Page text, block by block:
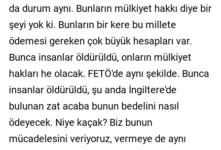
da durum aynı. Bunların mülkiyet hakkı diye bir
şeyi yok ki. Bunların bir kere bu millete
ödemesi gereken çok büyük hesapları var.
Bunca insanlar öldürüldü, onların mülkiyet
hakları he olacak. FETÖ'de aynı şekilde. Bunca
insanlar öldürüldü, şu anda İngiltere'de
bulunan zat acaba bunun bedelini nasıl
ödeyecek. Niye kaçak? Biz bunun
mücadelesini veriyoruz, vermeye de aynı